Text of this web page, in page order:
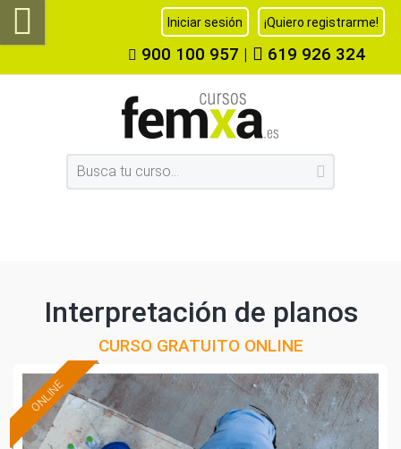
Iniciar sesión ¡Quiero registrarme!
900 100 957 | 619 926 324
Interpretación de planos
CURSO GRATUITO ONLINE
ONLINE